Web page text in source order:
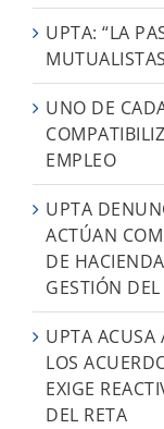
UPTA: “LA
UNO DE
EMPLEO
UPTA
ACTÚAN
DE
GESTIÓN
UPTA ACUSA
LOS
EXIGE
DEL RETA